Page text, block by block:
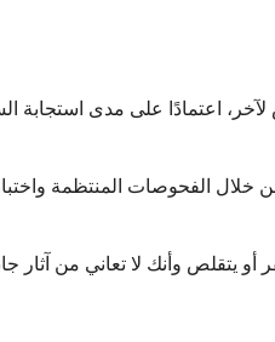
لآخر، اعتمادًا على مدى
الفحوصات المنتظمة
يتقلص وأنك لا تعاني من آثار